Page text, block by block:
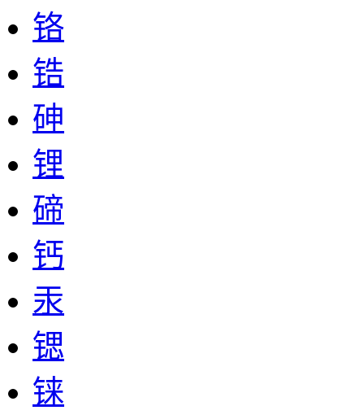
铬
锆
砷
锂
碲
钙
汞
锶
铼